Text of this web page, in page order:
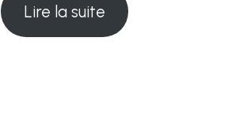
Lire la suite